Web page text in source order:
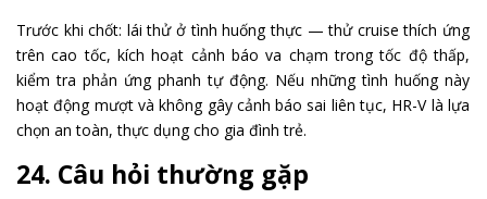
Trước khi chốt: lái thử ở tình huống thực — thử cruise thích ứng
trên cao tốc, kích hoạt cảnh báo va chạm trong tốc độ thấp,
kiểm tra phản ứng phanh tự động. Nếu những tình huống này
hoạt động mượt và không gây cảnh báo sai liên tục, HR-V là lựa
chọn an toàn, thực dụng cho gia đình trẻ.
24. Câu hỏi thường gặp